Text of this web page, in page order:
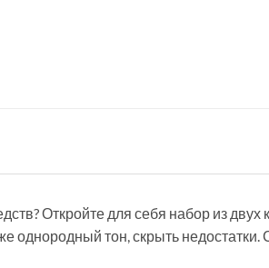
Откройте для себя набор из двух
однородный тон, скрыть недостатки.